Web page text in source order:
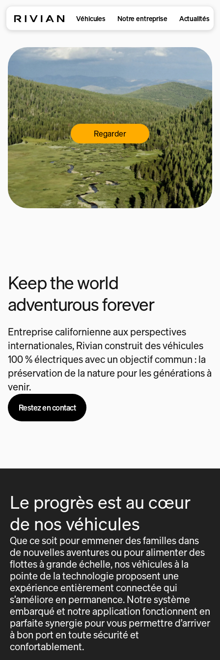
Véhicules Notre entreprise Actualités
Regarder
Keep the world
adventurous forever
Entreprise californienne aux perspectives
internationales, Rivian construit des véhicules
100 % électriques avec un objectif commun : la
préservation de la nature pour les générations à
venir.
Restez en contact
Le progrès est au cœur
de nos véhicules
Que ce soit pour emmener des familles dans
de nouvelles aventures ou pour alimenter des
flottes à grande échelle, nos véhicules à la
pointe de la technologie proposent une
expérience entièrement connectée qui
s’améliore en permanence. Notre système
embarqué et notre application fonctionnent en
parfaite synergie pour vous permettre d’arriver
à bon port en toute sécurité et
confortablement.